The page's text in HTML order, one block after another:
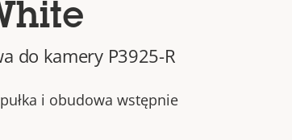
do kamery P3925-R
i obudowa wstępnie